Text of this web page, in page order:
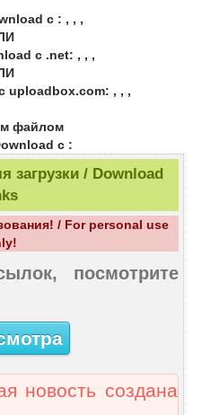
с : , , ,
с .net: , , ,
uploadbox.com: , , ,
файлом
с :
/ Download
/ For personal use
посмотрите
новость создана